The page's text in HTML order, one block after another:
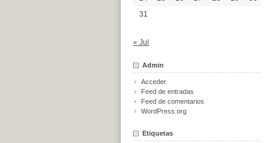
31
« Jul
Admin
Acceder
Feed de entradas
Feed de comentarios
WordPress.org
Etiquetas